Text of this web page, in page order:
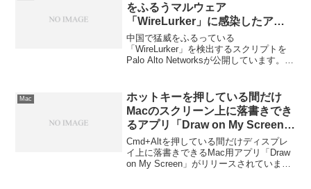
をふるうマルウェア
「WireLurker」に感染したアプ
リを検出するスクリプト
「WireLurkerDetector」を公
開。
中国で猛威をふるっている
「WireLurker」を検出するスクリプトを
Palo Alto Networksが公開しています。詳
Mac
ホットキーを押している間だけ
Macのスクリーン上に落書きでき
るアプリ「Draw on My Screen」
がリリース
Cmd+Altを押している間だけディスプレ
イ上に落書きできるMac用アプリ「Draw
on My Screen」がリリースされていま